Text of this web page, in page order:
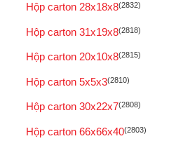
Hộp carton 28x18x8(2832)
Hộp carton 31x19x8(2818)
Hộp carton 20x10x8(2815)
Hộp carton 5x5x3(2810)
Hộp carton 30x22x7(2808)
Hộp carton 66x66x40(2803)